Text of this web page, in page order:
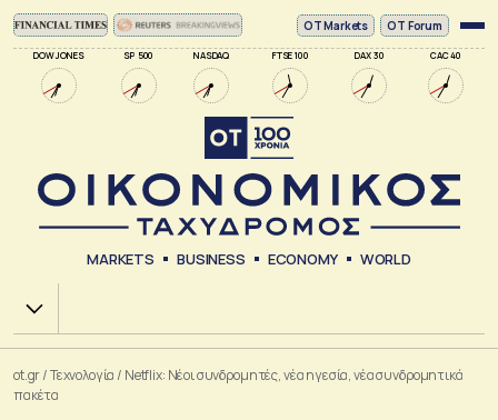
DOW JONES SP 500 NASDAQ FTSE 100 DAX 30 CAC 40
ΟΤ Markets OT Forum
MARKETS BUSINESS ECONOMY WORLD
Χ.Α.
ot.gr/Τεχνολογία / Netflix: Νέοι συνδρομητές, νέα ηγεσία, νέα συνδρομητικά
πακέτα